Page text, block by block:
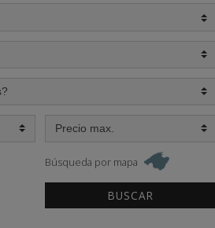
Búsqueda por mapa